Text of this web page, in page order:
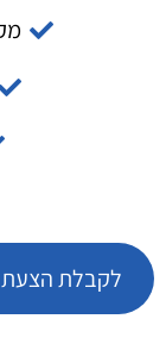
לקבלת הצעת